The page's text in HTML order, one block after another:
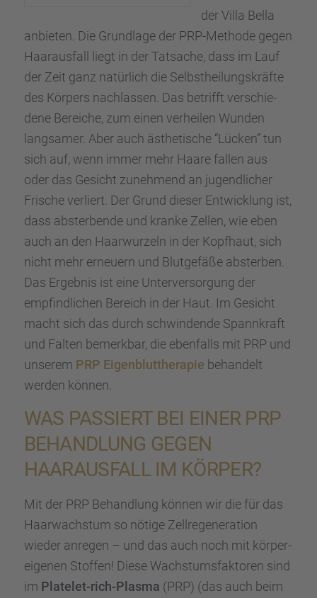
der Villa Bella
anbie­ten. Die Grund­lage der PRP-Methode gegen
Haaraus­fall liegt in der Tatsa­che, dass im Lauf
der Zeit ganz natür­lich die Selbst­hei­lungs­kräfte
des Körpers nachlas­sen. Das betrifft verschie­
dene Berei­che, zum einen verhei­len Wunden
langsa­mer. Aber auch ästhe­ti­sche “Lücken” tun
sich auf, wenn immer mehr Haare fallen aus
oder das Gesicht zuneh­mend an jugend­li­cher
Frische verliert. Der Grund dieser Entwick­lung ist,
dass abster­bende und kranke Zellen, wie eben
auch an den Haarwur­zeln in der Kopfhaut, sich
nicht mehr erneu­ern und Blutge­fäße abster­ben.
Das Ergeb­nis ist eine Unter­ver­sor­gung der
empfind­li­chen Bereich in der Haut. Im Gesicht
macht sich das durch schwin­dende Spann­kraft
und Falten bemerk­bar, die ebenfalls mit PRP und
unserem PRP Eigen­blut­the­ra­pie behan­delt
werden können.
WAS PASSIERT BEI EINER PRP
BEHAND­LUNG GEGEN
HAARAUS­FALL IM KÖRPER?
Mit der PRP Behand­lung können wir die für das
Haarwachs­tum so nötige Zellre­ge­ne­ra­tion
wieder anregen – und das auch noch mit körper­
ei­ge­nen Stoffen! Diese Wachs­tums­fak­to­ren sind
im Plate­let-rich-Plasma (PRP) (das auch beim